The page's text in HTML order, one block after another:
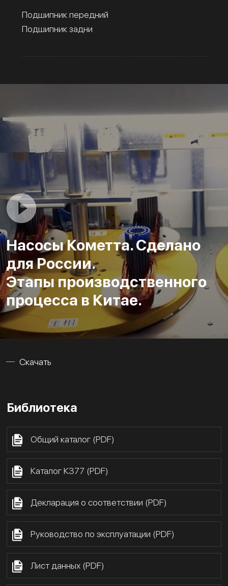
Подшипник передний
Подшипник задни
Насосы Кометта. Сделано
для России.
Этапы производственного
процесса в Китае.
Скачать
Библиотека
Общий каталог (PDF)
Каталог К377 (PDF)
Декларация о соответствии (PDF)
Руководство по эксплуатации (PDF)
Лист данных (PDF)